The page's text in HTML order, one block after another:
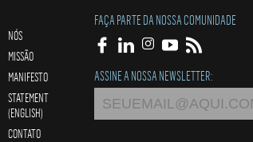
NÓS
MISSÃO
MANIFESTO
STATEMENT
(ENGLISH)
CONTATO
FAÇA PARTE DA NOSSA COMUNIDADE
ASSINE A NOSSA NEWSLETTER: